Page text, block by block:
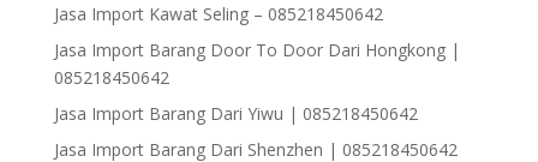
Jasa Import Kawat Seling – 085218450642
Jasa Import Barang Door To Door Dari Hongkong |
085218450642
Jasa Import Barang Dari Yiwu | 085218450642
Jasa Import Barang Dari Shenzhen | 085218450642